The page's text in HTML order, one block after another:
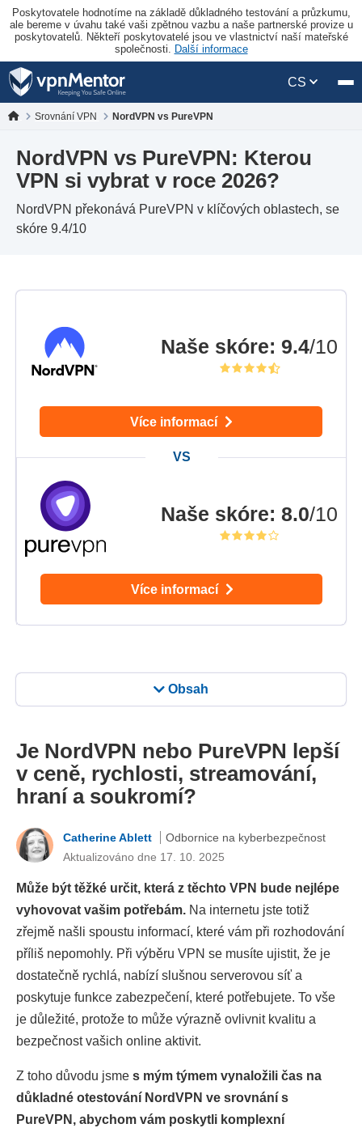
Poskytovatele hodnotíme na základě důkladného testování a průzkumu,
ale bereme v úvahu také vaši zpětnou vazbu a naše partnerské provize u
poskytovatelů. Někteří poskytovatelé jsou ve vlastnictví naší mateřské
společnosti. Další informace
CS
Srovnání VPN NordVPN vs PureVPN
NordVPN vs PureVPN: Kterou
VPN si vybrat v roce 2026?
NordVPN překonává PureVPN v klíčových oblastech, se
skóre 9.4/10
Obsah
Naše skóre: 9.4/10
Více informací
Naše skóre: 8.0/10
Více informací
Je NordVPN nebo PureVPN lepší
v ceně, rychlosti, streamování,
hraní a soukromí?
Catherine Ablett
Odbornice na kyberbezpečnost
Aktualizováno dne 17. 10. 2025
Může být těžké určit, která z těchto VPN bude nejlépe
vyhovovat vašim potřebám. Na internetu jste totiž
zřejmě našli spoustu informací, které vám při rozhodování
příliš nepomohly. Při výběru VPN se musíte ujistit, že je
dostatečně rychlá, nabízí slušnou serverovou síť a
poskytuje funkce zabezpečení, které potřebujete. To vše
je důležité, protože to může výrazně ovlivnit kvalitu a
bezpečnost vašich online aktivit.
Z toho důvodu jsme s mým týmem vynaložili čas na
důkladné otestování NordVPN ve srovnání s
PureVPN, abychom vám poskytli komplexní